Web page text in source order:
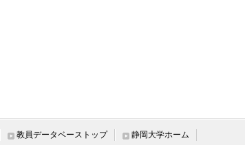
教員データベーストップ 静岡大学ホーム